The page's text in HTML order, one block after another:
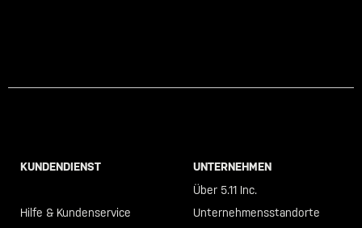
KUNDENDIENST
Hilfe & Kundenservice
UNTERNEHMEN
Über 5.11 Inc.
Unternehmensstandorte